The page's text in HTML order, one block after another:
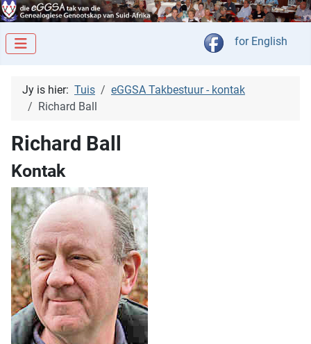
Kies jou taal
for English
Jy is hier: Tuis
eGGSA Takbestuur - kontak
Richard Ball
Richard Ball
Kontak